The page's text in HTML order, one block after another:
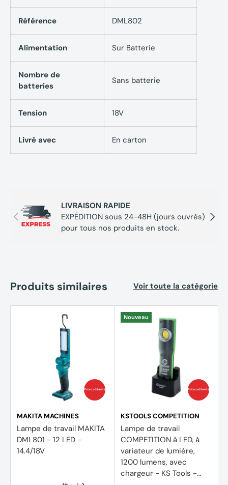
Référence DML802
Alimentation Sur Batterie
Nombre de
batteries
Sans batterie
Tension 18V
Livré avec En carton
Précédent
LIVRAISON RAPIDE
EXPÉDITION sous 24-48H (jours ouvrés)
pour tous nos produits en stock.
Produits similaires Voir toute la catégorie
Prix coûtants
MAKITA MACHINES
Lampe de travail MAKITA
DML801 - 12 LED -
14.4/18V
Prix coûtants
Nouveau
KSTOOLS COMPETITION
Lampe de travail
COMPETITION à LED, à
variateur de lumière,
1200 lumens, avec
chargeur - KS Tools -